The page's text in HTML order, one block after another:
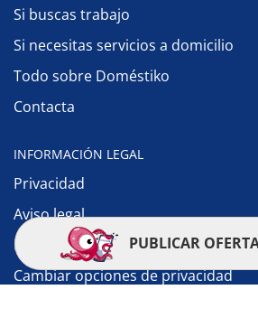
Si buscas trabajo
Si necesitas servicios a domicilio
Todo sobre Doméstiko
Contacta
INFORMACIÓN LEGAL
Privacidad
Aviso legal
Política de cookies
Cambiar opciones de privacidad
PUBLICAR